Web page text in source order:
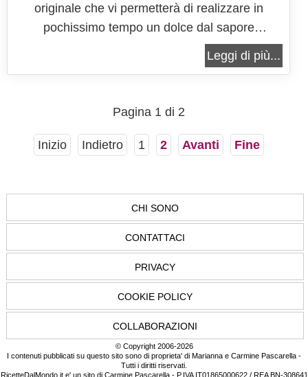
originale che vi permetterà di realizzare in
pochissimo tempo un dolce dal sapore
eccezionale sfruttando quella colomba di troppo
che avete da Pasqua in dispensa e che, stanchi
più come sfruttare. E visto che in cucina non...
Leggi di più...
Pagina 1 di 2
Inizio Indietro 1 2 Avanti Fine
CHI SONO
CONTATTACI
PRIVACY
COOKIE POLICY
COLLABORAZIONI
© Copyright 2006-2026
I contenuti pubblicati su questo sito sono di proprieta' di Marianna e Carmine Pascarella -
Tutti i diritti riservati.
RicetteDalMondo.it e' un sito di Carmine Pascarella - P.IVA IT01865000622 / REA BN-308641